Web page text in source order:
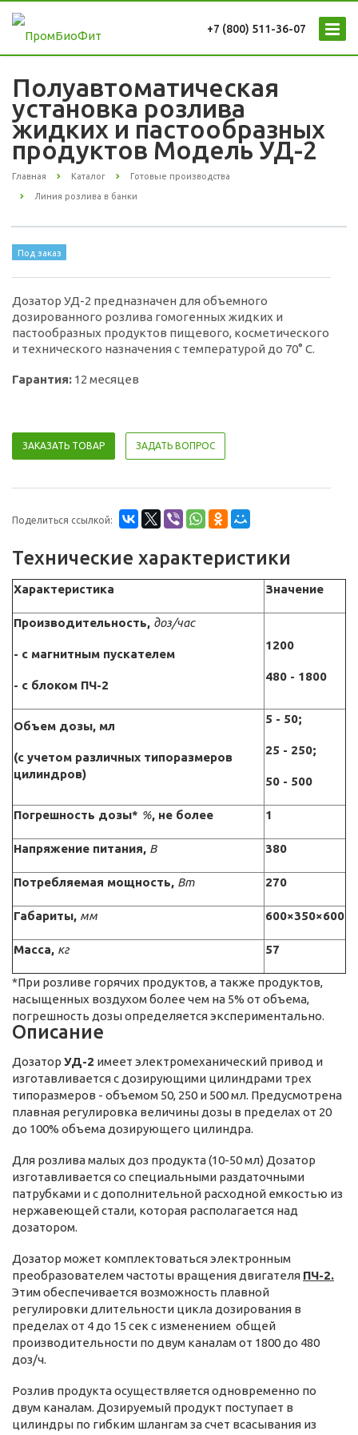
+7 (800) 511-36-07
Полуавтоматическая
установка розлива
жидких и пастообразных
продуктов Модель УД-2
Главная Каталог Готовые производства
Линия розлива в банки
Под заказ
Дозатор УД-2 предназначен для объемного
дозированного розлива гомогенных жидких и
пастообразных продуктов пищевого, косметического
и технического назначения с температурой до 70° С.
Гарантия: 12 месяцев
ЗАКАЗАТЬ ТОВАР ЗАДАТЬ ВОПРОС
Поделиться ссылкой:
Технические характеристики
Характеристика Значение
Производительность, доз/час
- с магнитным пускателем
- с блоком ПЧ-2
1200
480 - 1800
Объем дозы, мл
(с учетом различных типоразмеров
цилиндров)
5 - 50;
25 - 250;
50 - 500
Погрешность дозы* %, не более 1
Напряжение питания, В 380
Потребляемая мощность, Вт 270
Габариты, мм 600×350×600
Масса, кг 57
*При розливе горячих продуктов, а также продуктов,
насыщенных воздухом более чем на 5% от объема,
погрешность дозы определяется экспериментально.
Описание
Дозатор УД-2 имеет электромеханический привод и
изготавливается с дозирующими цилиндрами трех
типоразмеров - объемом 50, 250 и 500 мл. Предусмотрена
плавная регулировка величины дозы в пределах от 20
до 100% объема дозирующего цилиндра.
Для розлива малых доз продукта (10-50 мл) Дозатор
изготавливается со специальными раздаточными
патрубками и с дополнительной расходной емкостью из
нержавеющей стали, которая располагается над
дозатором.
Дозатор может комплектоваться электронным
преобразователем частоты вращения двигателя ПЧ-2.
Этим обеспечивается возможность плавной
регулировки длительности цикла дозирования в
пределах от 4 до 15 сек с изменением общей
производительности по двум каналам от 1800 до 480
доз/ч.
Розлив продукта осуществляется одновременно по
двум каналам. Дозируемый продукт поступает в
цилиндры по гибким шлангам за счет всасывания из